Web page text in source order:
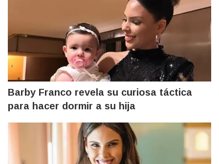
Barby Franco revela su curiosa táctica
para hacer dormir a su hija